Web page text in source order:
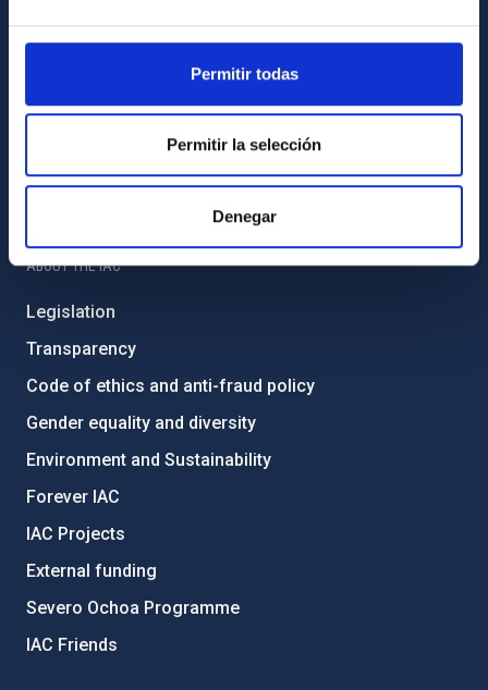
Permitir todas
Permitir la selección
Denegar
How to get to the IAC
Library
ABOUT THE IAC
Legislation
Transparency
Code of ethics and anti-fraud policy
Gender equality and diversity
Environment and Sustainability
Forever IAC
IAC Projects
External funding
Severo Ochoa Programme
IAC Friends